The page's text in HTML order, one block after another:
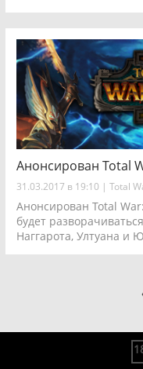
Анонсирован Total
31.03.2017 в 19:10 | Total
Анонсирован Total
будет
Наггарота, Ултуана и